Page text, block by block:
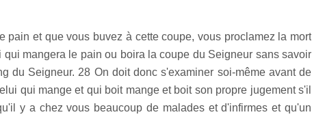
pain et que vous buvez à cette coupe, vous proclamez la mort
qui mangera le pain ou boira la coupe du Seigneur sans savoir
du Seigneur. 28 On doit donc s'examiner soi-même avant de
qui mange et qui boit mange et boit son propre jugement s'il
y a chez vous beaucoup de malades et d'infirmes et qu'un